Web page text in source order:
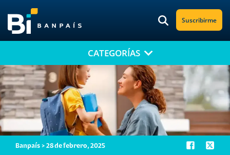
Suscribirme
¡No te pierdas nuestro nuevo contenido!
Suscríbete a nuestro blog y recibe mensualmente en tu correo
electrónico, las noticias más relevantes.
CATEGORÍAS
Banpaís > 28 de febrero, 2025